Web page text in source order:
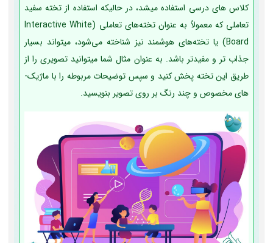
کلاس ­های درسی استفاده میشد، در حالیکه استفاده از تخته سفید
تعاملی که معمولاً به عنوان تخته‌های تعاملی (Interactive White
Board) یا تخته‌های هوشمند نیز شناخته می‌شود، می­تواند بسیار
جذاب تر و مفیدتر باشد. به عنوان مثال شما می­توانید تصویری را از
طریق این تخته پخش کنید و سپس توضیحات مربوطه را با ماژیک­
های مخصوص و چند رنگ بر روی تصویر بنویسید.